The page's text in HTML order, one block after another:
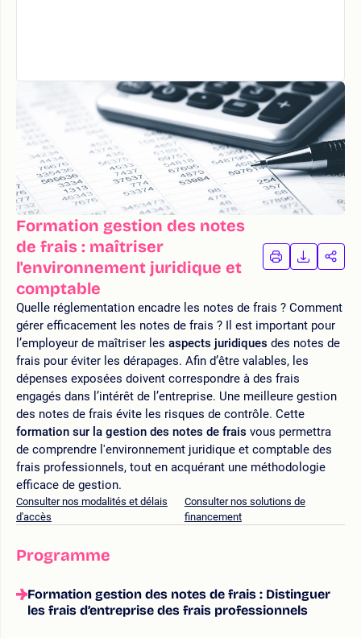
Formation gestion des notes
de frais : maîtriser
l'environnement juridique et
comptable
IMPRIMER
LA
LA
Quelle réglementation encadre les notes de frais ? Comment
gérer efficacement les notes de frais ? Il est important pour
l’employeur de maîtriser les aspects juridiques des notes de
frais pour éviter les dérapages. Afin d’être valables, les
dépenses exposées doivent correspondre à des frais
engagés dans l’intérêt de l’entreprise. Une meilleure gestion
des notes de frais évite les risques de contrôle. Cette
formation sur la gestion des notes de frais vous permettra
de comprendre l'environnement juridique et comptable des
frais professionnels, tout en acquérant une méthodologie
efficace de gestion.
Consulter nos modalités et délais
d'accès
Consulter nos solutions de
financement
Programme
Formation gestion des notes de frais : Distinguer
les frais d’entreprise des frais professionnels